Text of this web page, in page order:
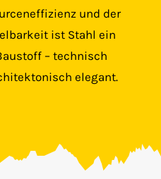
und der
ist Stahl ein
– technisch
elegant.